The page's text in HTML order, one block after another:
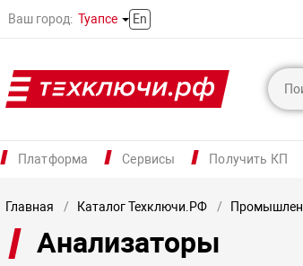
Ваш город: Туапсе En
Платформа Сервисы Получить КП
и ноутбуки
для
Главная Каталог Техключи.РФ
Анализаторы